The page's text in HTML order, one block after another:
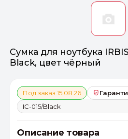
Сумка для ноутбука
Black, цвет чёрный
Под заказ 15.08.26
IC-015/Black
Описание товара